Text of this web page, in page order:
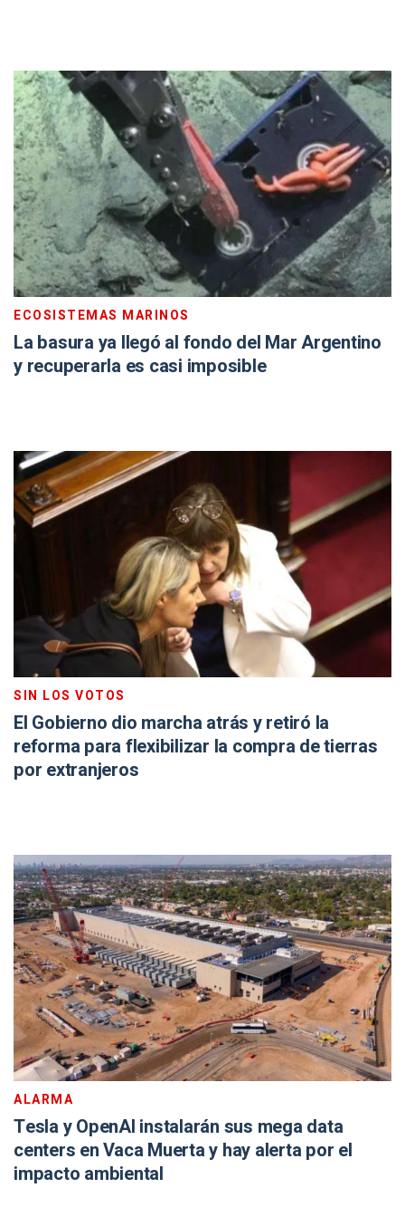
ECOSISTEMAS MARINOS
La basura ya llegó al fondo del Mar Argentino
y recuperarla es casi imposible
SIN LOS VOTOS
El Gobierno dio marcha atrás y retiró la
reforma para flexibilizar la compra de tierras
por extranjeros
ALARMA
Tesla y OpenAI instalarán sus mega data
centers en Vaca Muerta y hay alerta por el
impacto ambiental